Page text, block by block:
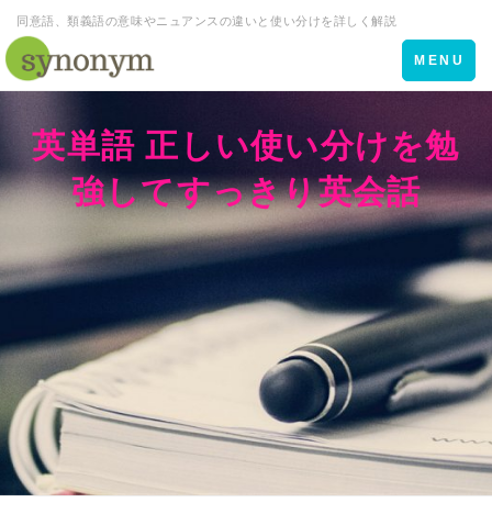
同意語、類義語の意味やニュアンスの違いと使い分けを詳しく解説
Toggle
navigation
MENU
英単語 正しい使い分けを勉
強してすっきり英会話